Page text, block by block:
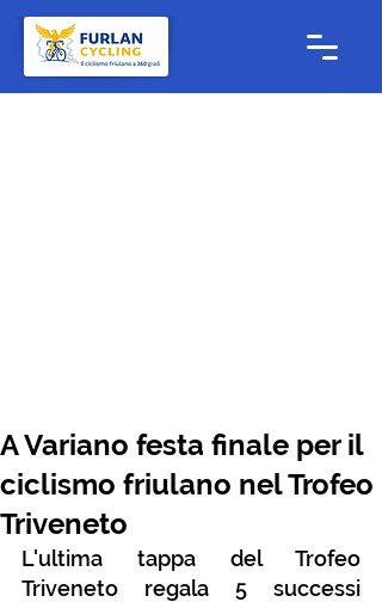
A Variano festa finale per il
ciclismo friulano nel Trofeo
Triveneto
L'ultima tappa del Trofeo
Triveneto regala 5 successi